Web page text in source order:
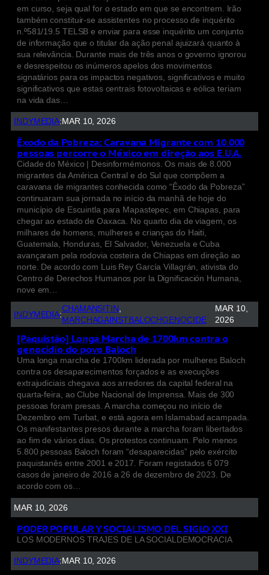
em curso, seja qual for o estado em que se encontrem. Irão
também constituir-se assistentes no processo de inquérito
n.º581/19.5 TELSB e enviar para esse inquérito um conjunto
de informação que o titular da ação penal ajuizará quanto à
sua relevância. Durante mais de três anos o governo ignorou
e desrespeitou os inúmeros apelos dos movimentos
signatários para os impactos negativos, significativos e muito
significativos que estas centrais fotovoltaicas e eólica teriam
na vida das…
INDYMEDIA: MAR 10, 2026
Êxodo da Pobreza: Caravana Migrante com 10.000
pessoas percorre o México em direção aos E.U.A.
Cidade do México | Desinformémonos. Os mais de 8.000
migrantes da América Central e do Sul que compõem a
caravana de migrantes conhecida como “Êxodo da Pobreza”
continuaram sua jornada no início da manhã de hoje do
município de Escuintla para Mapastepec, em Chiapas, para
chegar ao estado de Oaxaca. No quarto dia de viagem, os
milhares de homens, mulheres e crianças do Haiti,
Guatemala, Honduras, El Salvador, Venezuela e Cuba
avançaram pela rodovia costeira de Chiapas em direção ao
norte. De acordo com Luis Rey García Villagrán, ativista do
Centro de Derechos Humanos por la Dignificación Humana,
nove em…
INDYMEDIA:
CHAMANSITIN
MARCHAGAINSTBALOCHGENOCIDE
MAR 10,
2026
[Paquistão] Longa Marcha de 1700km contra o
genocídio do povo Baloch
Uma longa marcha de 1700km liderada por mulheres Baloch
contra os desaparecimentos forçados e as execuções
extrajudiciais chegava aos arredores da capital federal na
quarta-feira, ao Clube Nacional de Imprensa. Mais de 300
pessoas foram presas. A marcha começou no início de
Dezembro em Turbat, e está agora em Islamabad acampada.
Os manifestantes presos durante a marcha foram libertados
ao fim de vários dias. Os protestos continuam. Pelo menos
5.800 pessoas Baloch foram “desaparecidas” pelo exército
paquistanês entre 2001 e 2017. Foram registados 6 079
casos de janeiro de 2016 a 26 de dezembro de 2023. De
acordo com os…
MAR 10, 2026
PODER POPULAR Y SOCIALISMO DEL SIGLO XXI
LOS MODERNOS TRAJES DE LA SOCIALDEMOCRACIA
INDYMEDIA: MAR 10, 2026